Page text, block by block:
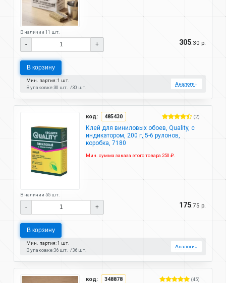
В наличии 11 шт.
- + 305.30 р.
В корзину
Мин. партия: 1 шт.
В упаковке:30 шт. 30 шт.
Аналоги↓
код: 485430 (2)
Клей для виниловых обоев, Quality, с
индикатором, 200 г, 5-6 рулонов,
коробка, 7180
Мин. сумма заказа этого товара 250 ₽.
В наличии 55 шт.
- + 175.75 р.
В корзину
Мин. партия: 1 шт.
В упаковке:36 шт. 36 шт.
Аналоги↓
код: 348878 (45)